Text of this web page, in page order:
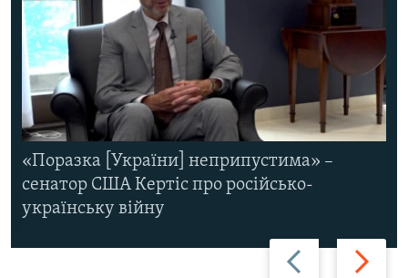
Назад Вперед
«Поразка [України] неприпустима» –
сенатор США Кертіс про російсько-
українську війну